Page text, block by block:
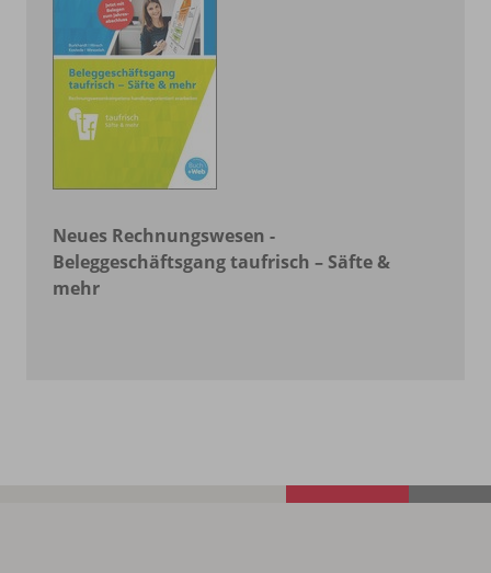
Neues Rechnungswesen -
Beleggeschäftsgangtaufrisch – Säfte &
mehr